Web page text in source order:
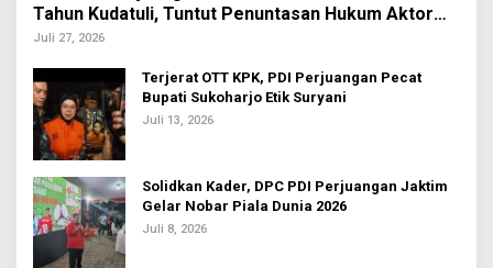
Tahun Kudatuli, Tuntut Penuntasan Hukum Aktor
Intelektual
Juli 27, 2026
Terjerat OTT KPK, PDI Perjuangan Pecat
Bupati Sukoharjo Etik Suryani
Juli 13, 2026
Solidkan Kader, DPC PDI Perjuangan Jaktim
Gelar Nobar Piala Dunia 2026
Juli 8, 2026